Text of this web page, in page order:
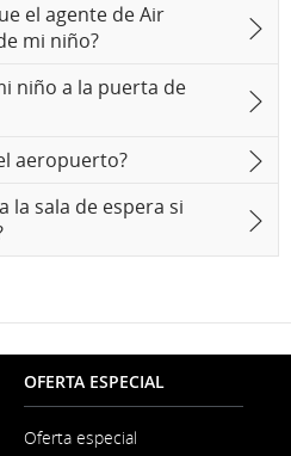
el agente de Air
mi niño?
niño a la puerta de
aeropuerto?
la sala de espera si
OFERTA ESPECIAL
Oferta especial